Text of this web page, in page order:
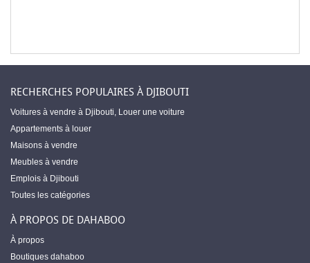
RECHERCHES POPULAIRES À DJIBOUTI
Voitures à vendre à Djibouti, Louer une voiture
Appartements à louer
Maisons à vendre
Meubles à vendre
Emplois à Djibouti
Toutes les catégories
À PROPOS DE DAHABOO
À propos
Boutiques dahaboo